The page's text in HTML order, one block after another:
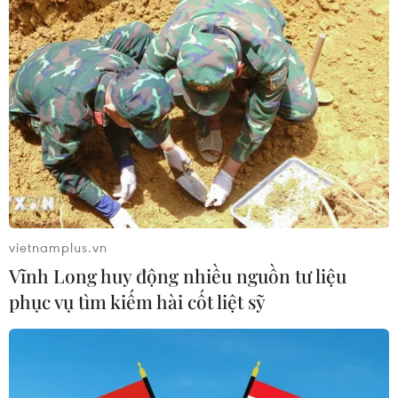
Naver và NVIDIA tăng tốc xây dựng
“Nhà máy AI,” hướng tới doanh thu
từ năm 2027
07/08/2026 13:01
Diễn đàn Kinh tế tư nhân Việt Nam
2026: Mở rộng không gian hợp lực
công-tư
07/08/2026 12:54
Chuyên gia quốc tế đánh giá tích cực
về tiền đồng của Việt Nam
vietnamplus.vn
Vĩnh Long huy động nhiều nguồn tư liệu
phục vụ tìm kiếm hài cốt liệt sỹ